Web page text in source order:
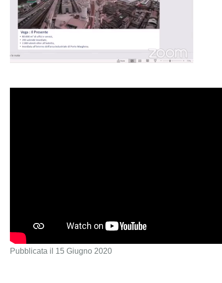
Pubblicata il 15 Giugno 2020